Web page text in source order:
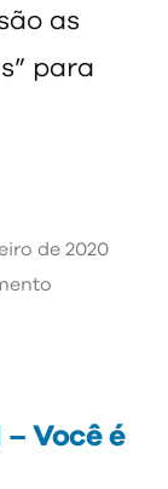
as
para
de 2020
Você é